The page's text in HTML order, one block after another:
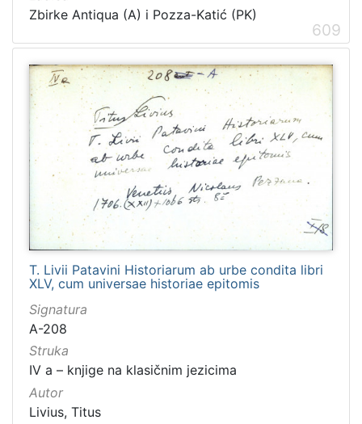
Zbirke Antiqua (A) i Pozza-Katić (PK)
609
T. Livii Patavini Historiarum ab urbe condita libri
XLV, cum universae historiae epitomis
Signatura
A-208
Struka
IV a – knjige na klasičnim jezicima
Autor
Livius, Titus